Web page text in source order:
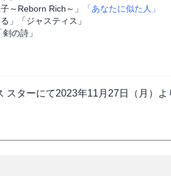
～Reborn Rich～」
「あなたに似た人」
」「ジャスティス」
の詩」
スターにて2023年11月27日（月）